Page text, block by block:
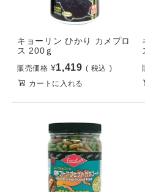
キョーリン ひかり カメプロ
ス 200ｇ
販売価格 ¥1,419
税込
カートに入れる